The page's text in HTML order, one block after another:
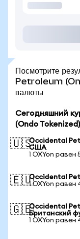
Посмотрите
Petroleum
валюты
Сегодняшний
(Ondo Tokenized)
🇺🇸Occidental
США
1 OXYon равен
🇪🇺Occidental
1 OXYon
🇬🇧Occidental
Британский
1 OXYon равен